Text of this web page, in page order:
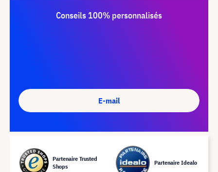
Conseils 100% personnalisés
E-mail
Partenaire Trusted
Shops
Partenaire Idealo